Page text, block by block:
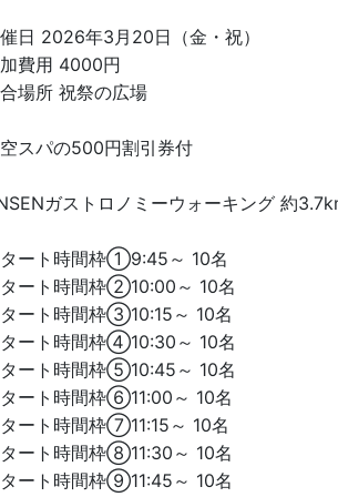
日 2026年3月20日（金・祝）
費用 4000円
場所 祝祭の広場
スパの500円割引券付
ガストロノミーウォーキング 約
ート時間枠①9:45～ 10名
ート時間枠②10:00～ 10名
ート時間枠③10:15～ 10名
ート時間枠④10:30～ 10名
ート時間枠⑤10:45～ 10名
ート時間枠⑥11:00～ 10名
ート時間枠⑦11:15～ 10名
ート時間枠⑧11:30～ 10名
ート時間枠⑨11:45～ 10名